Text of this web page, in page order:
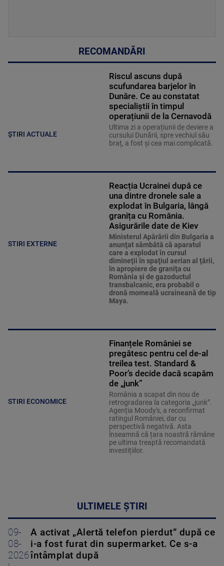
RECOMANDĂRI
ȘTIRI ACTUALE
Riscul ascuns după
scufundarea barjelor în
Dunăre. Ce au constatat
specialiștii în timpul
operațiunii de la Cernavodă
Ultima zi a operațiunii de deviere a
cursului Dunării, spre vechiul său
braț, a fost și cea mai complicată.
STIRI EXTERNE
Reacția Ucrainei după ce
una dintre dronele sale a
explodat în Bulgaria, lângă
granița cu România.
Asigurările date de Kiev
Ministerul Apărării din Bulgaria a
anunţat sâmbătă că aparatul
care a explodat în cursul
dimineţii în spaţiul aerian al ţării,
în apropiere de graniţa cu
România şi de gazoductul
transbalcanic, era probabil o
dronă momeală ucraineană de tip
Maya.
STIRI ECONOMICE
Finanțele României se
pregătesc pentru cel de-al
treilea test. Standard &
Poor’s decide dacă scapăm
de „junk”
România a scapat din nou de
retrogradarea la categoria „junk”.
Agenția Moody's, a reconfirmat
ratingul României, dar cu
perspectivă negativă. Asta
înseamnă că țara noastră rămâne
pe ultima treaptă recomandată
investițiilor.
ULTIMELE ȘTIRI
09-
08-
2026
A activat „Alertă telefon pierdut” după ce
i-a fost furat din supermarket. Ce s-a
întâmplat după